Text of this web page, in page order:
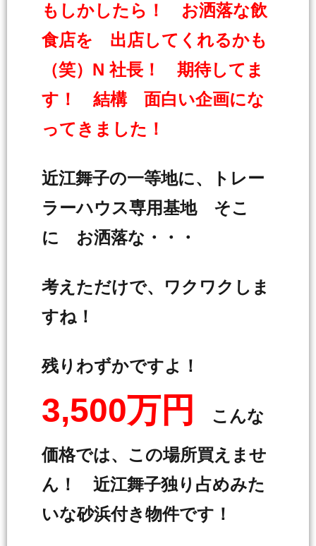
もしかしたら！ お洒落な飲
食店を 出店してくれるかも
（笑）N 社長！ 期待してま
す！ 結構 面白い企画にな
ってきました！
近江舞子の一等地に、トレー
ラーハウス専用基地 そこ
に お洒落な・・・
考えただけで、ワクワクしま
すね！
残りわずかですよ！
3,500万円 こんな
価格では、この場所買えませ
ん！ 近江舞子独り占めみた
いな砂浜付き物件です！